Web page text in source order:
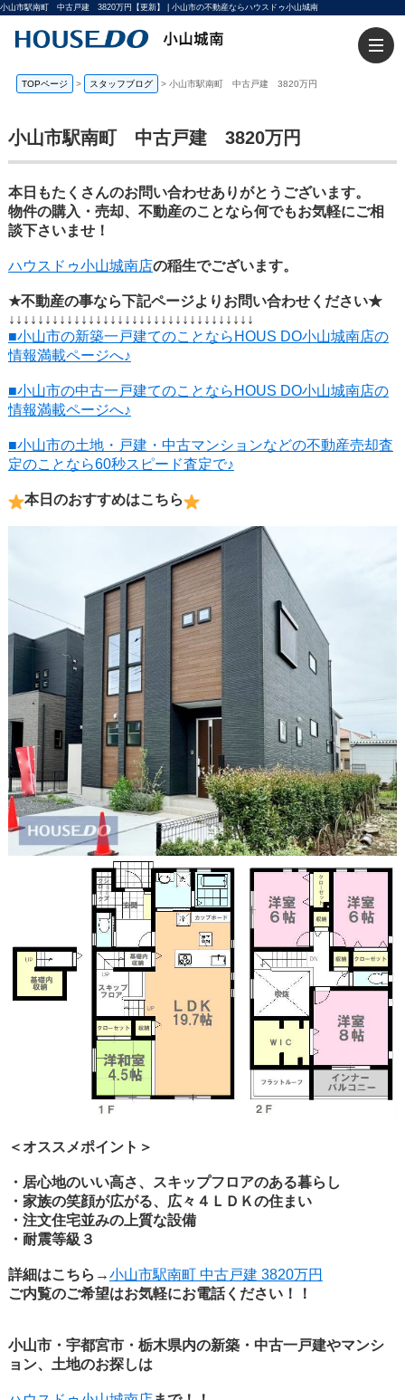
小山市駅南町 中古戸建 3820万円【更新】 | 小山市の不動産ならハウスドゥ小山城南
TOPページ > スタッフブログ > 小山市駅南町 中古戸建 3820万円
小山市駅南町 中古戸建 3820万円
本日もたくさんのお問い合わせありがとうございます。
物件の購入・売却、不動産のことなら何でもお気軽にご相
談下さいませ！
ハウスドゥ小山城南店の稲生でございます。
★不動産の事なら下記ページよりお問い合わせください★
↓↓↓↓↓↓↓↓↓↓↓↓↓↓↓↓↓↓↓↓↓↓↓↓↓↓↓↓↓↓↓↓↓↓
■小山市の新築一戸建てのことならHOUS DO小山城南店の
情報満載ページへ♪
■小山市の中古一戸建てのことならHOUS DO小山城南店の
情報満載ページへ♪
■小山市の土地・戸建・中古マンションなどの不動産売却査
定のことなら60秒スピード査定で♪
本日のおすすめはこちら
＜オススメポイント＞
・居心地のいい高さ、スキップフロアのある暮らし
・家族の笑顔が広がる、広々４ＬＤＫの住まい
・注文住宅並みの上質な設備
・耐震等級３
詳細はこちら→小山市駅南町 中古戸建 3820万円
ご内覧のご希望はお気軽にお電話ください！！
小山市・宇都宮市・栃木県内の新築・中古一戸建やマンシ
ョン、土地のお探しは